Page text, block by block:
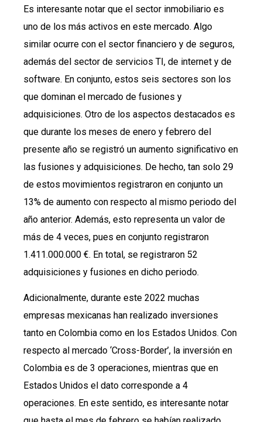
Es interesante notar que el sector inmobiliario es
uno de los más activos en este mercado. Algo
similar ocurre con el sector financiero y de seguros,
además del sector de servicios TI, de internet y de
software. En conjunto, estos seis sectores son los
que dominan el mercado de fusiones y
adquisiciones. Otro de los aspectos destacados es
que durante los meses de enero y febrero del
presente año se registró un aumento significativo en
las fusiones y adquisiciones. De hecho, tan solo 29
de estos movimientos registraron en conjunto un
13% de aumento con respecto al mismo periodo del
año anterior. Además, esto representa un valor de
más de 4 veces, pues en conjunto registraron
1.411.000.000 €. En total, se registraron 52
adquisiciones y fusiones en dicho periodo.
Adicionalmente, durante este 2022 muchas
empresas mexicanas han realizado inversiones
tanto en Colombia como en los Estados Unidos. Con
respecto al mercado ‘Cross-Border’, la inversión en
Colombia es de 3 operaciones, mientras que en
Estados Unidos el dato corresponde a 4
operaciones. En este sentido, es interesante notar